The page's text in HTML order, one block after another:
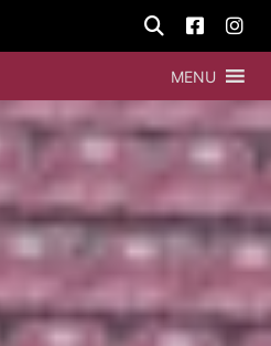
MENU